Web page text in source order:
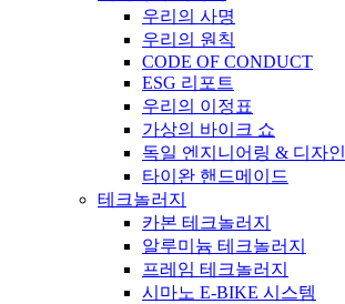
우리의 사명
우리의 원칙
CODE OF CONDUCT
ESG 리포트
우리의 이정표
가상의 바이크 쇼
독일 엔지니어링 & 디자인
타이완 핸드메이드
테크놀러지
카본 테크놀러지
알루미늄 테크놀러지
프레임 테크놀러지
시마노 E-BIKE 시스템